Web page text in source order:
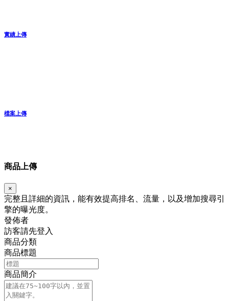
實績上傳
檔案上傳
商品上傳
×
完整且詳細的資訊，能有效提高排名、流量，以及增加搜尋引
擎的曝光度。
發佈者
訪客請先登入
商品分類
商品標題
商品簡介